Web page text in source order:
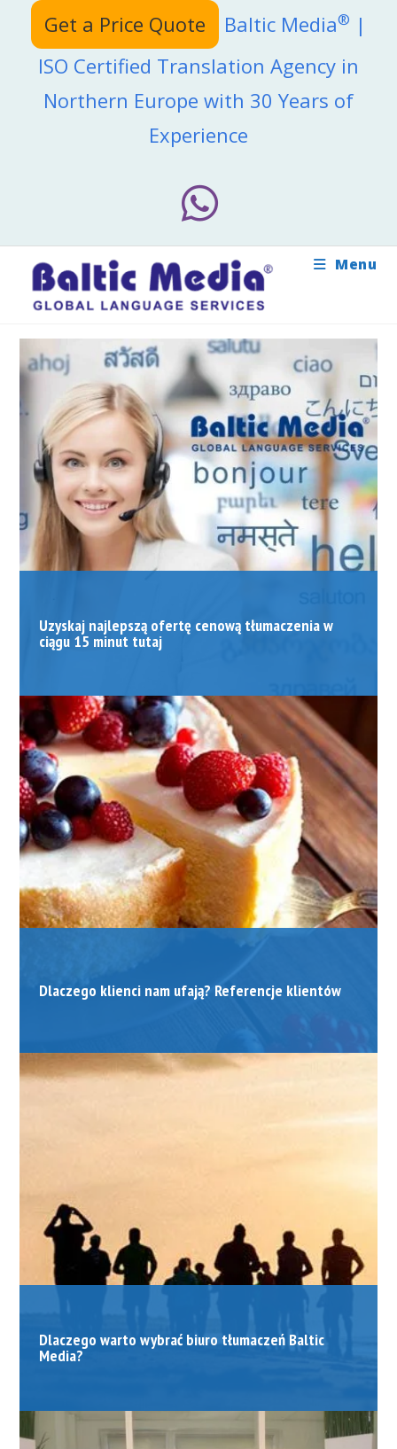
content
Get a Price Quote Baltic Media® |
ISO Certified Translation Agency in
Northern Europe with 30 Years of
Experience
Menu
Uzyskaj najlepszą ofertę cenową tłumaczenia w
ciągu 15 minut tutaj
Dlaczego klienci nam ufają? Referencje klientów
Dlaczego warto wybrać biuro tłumaczeń Baltic
Media?